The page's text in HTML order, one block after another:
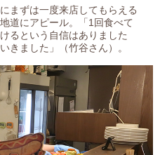
まずは一度来店してもらえる
道にアピール。「1回食べて
るという自信はありました
きました」（竹谷さん）。